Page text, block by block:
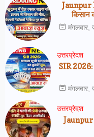
Jaunpur
किसान
मंगलवार,
उत्तरप्रेदश
SIR 2026:
मंगलवार,
उत्तरप्रेदश
Jaunpur